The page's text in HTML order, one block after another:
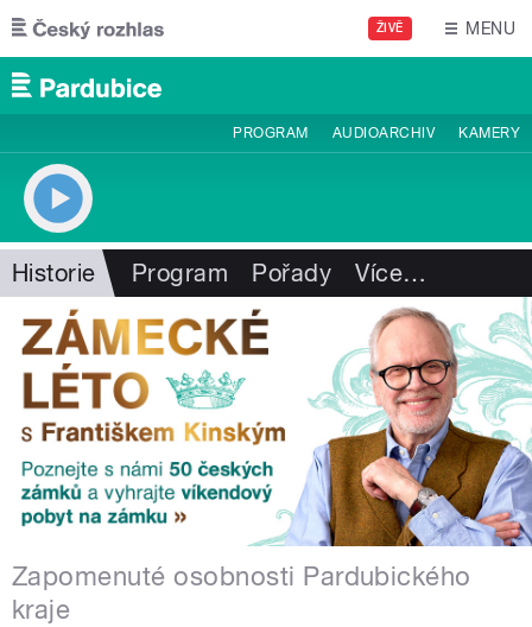
Přejít k hlavnímu obsahu
ŽIVĚ MENU
PROGRAM AUDIOARCHIV KAMERY
Historie Program Pořady Více…
Zapomenuté osobnosti Pardubického
kraje